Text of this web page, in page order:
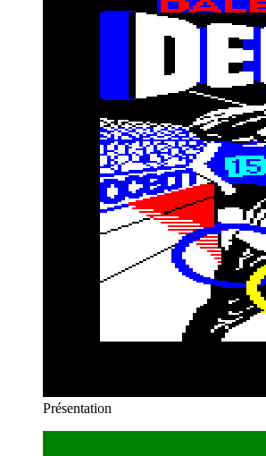
Présentation